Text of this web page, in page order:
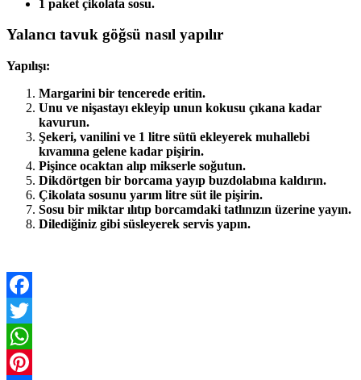
1 paket çikolata sosu.
Yalancı tavuk göğsü nasıl yapılır
Yapılışı:
Margarini bir tencerede eritin.
Unu ve nişastayı ekleyip unun kokusu çıkana kadar
kavurun.
Şekeri, vanilini ve 1 litre sütü ekleyerek muhallebi
kıvamına gelene kadar pişirin.
Pişince ocaktan alıp mikserle soğutun.
Dikdörtgen bir borcama yayıp buzdolabına kaldırın.
Çikolata sosunu yarım litre süt ile pişirin.
Sosu bir miktar ılıtıp borcamdaki tatlınızın üzerine yayın.
Dilediğiniz gibi süsleyerek servis yapın.
Facebook
Twitter
WhatsApp